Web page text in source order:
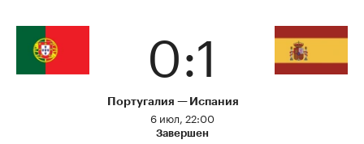
0:1
Португалия
Завершен
6 июл, 22:00
Испания